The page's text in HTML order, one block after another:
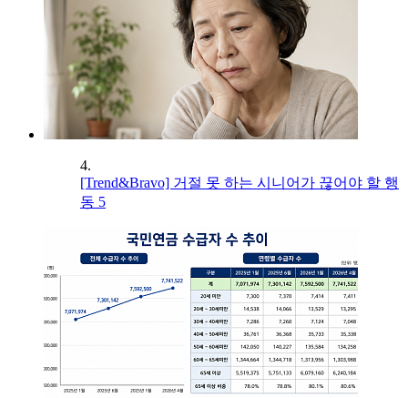
4.
[Trend&Bravo] 거절 못 하는 시니어가 끊어야 할 행
동 5